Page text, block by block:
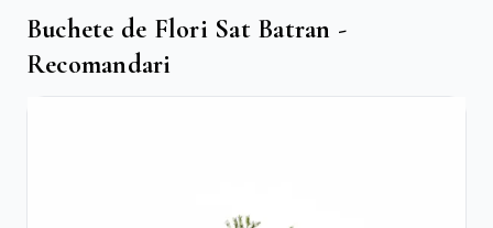
Buchete de Flori Sat Batran -
Recomandari